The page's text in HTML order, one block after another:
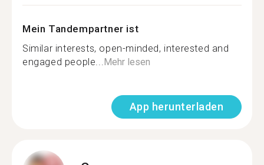
Mein Tandempartner ist
Similar interests, open-minded, interested and
engaged people...Mehr lesen
App herunterladen